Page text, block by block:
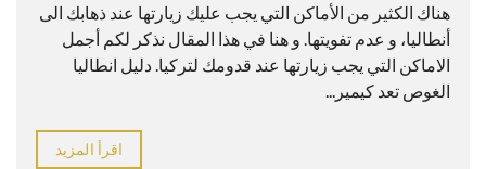
هناك الكثير من الأماكن التي يجب عليك زيارتها عند ذهابك الى
أنطاليا، و عدم تفويتها. و هنا في هذا المقال نذكر لكم أجمل
الاماكن التي يجب زيارتها عند قدومك لتركيا. دليل انطاليا
الغوص تعد كيمير...
اقرأ المزيد